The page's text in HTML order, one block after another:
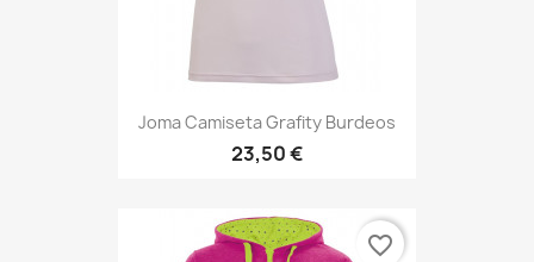
Joma Camiseta Grafity Burdeos
23,50 €
favorite_border